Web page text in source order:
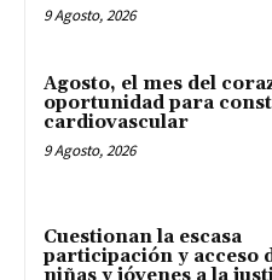
9 Agosto, 2026
Agosto, el mes del
oportunidad para
cardiovascular
9 Agosto, 2026
Cuestionan la escasa
participación y acceso